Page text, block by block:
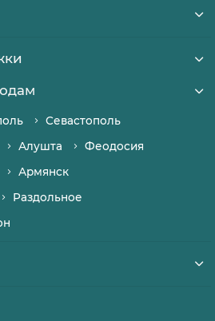
Севастополь
Алушта
Феодосия
Армянск
Раздольное